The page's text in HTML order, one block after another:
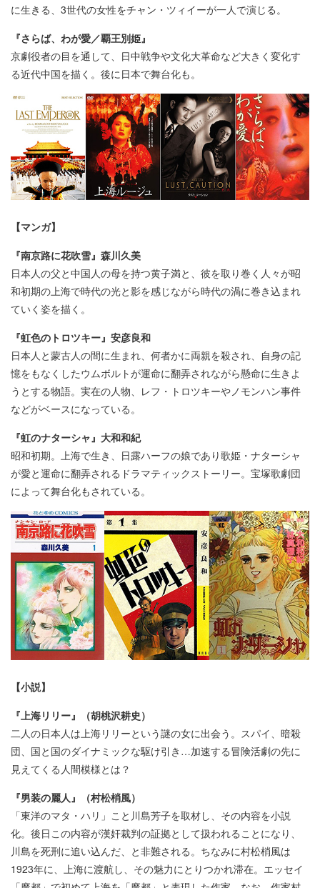
に生きる、3世代の女性をチャン・ツィイーが一人で演じる。
『さらば、わが愛／覇王別姫』
京劇役者の目を通して、日中戦争や文化大革命など大きく変化す
る近代中国を描く。後に日本で舞台化も。
【マンガ】
『南京路に花吹雪』森川久美
日本人の父と中国人の母を持つ黄子満と、彼を取り巻く人々が昭
和初期の上海で時代の光と影を感じながら時代の渦に巻き込まれ
ていく姿を描く。
『虹色のトロツキー』安彦良和
日本人と蒙古人の間に生まれ、何者かに両親を殺され、自身の記
憶をもなくしたウムボルトが運命に翻弄されながら懸命に生きよ
うとする物語。実在の人物、レフ・トロツキーやノモンハン事件
などがベースになっている。
『虹のナターシャ』大和和紀
昭和初期。上海で生き、日露ハーフの娘であり歌姫・ナターシャ
が愛と運命に翻弄されるドラマティックストーリー。宝塚歌劇団
によって舞台化もされている。
【小説】
『上海リリー』（胡桃沢耕史）
二人の日本人は上海リリーという謎の女に出会う。スパイ、暗殺
団、国と国のダイナミックな駆け引き…加速する冒険活劇の先に
見えてくる人間模様とは？
『男装の麗人』（村松梢風）
「東洋のマタ・ハリ」こと川島芳子を取材し、その内容を小説
化。後日この内容が漢奸裁判の証拠として扱われることになり、
川島を死刑に追い込んだ、と非難される。ちなみに村松梢風は
1923年に、上海に渡航し、その魅力にとりつかれ滞在。エッセイ